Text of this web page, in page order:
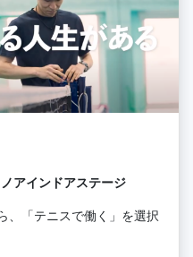
アインドアステージ
、「テニスで働く」を選択